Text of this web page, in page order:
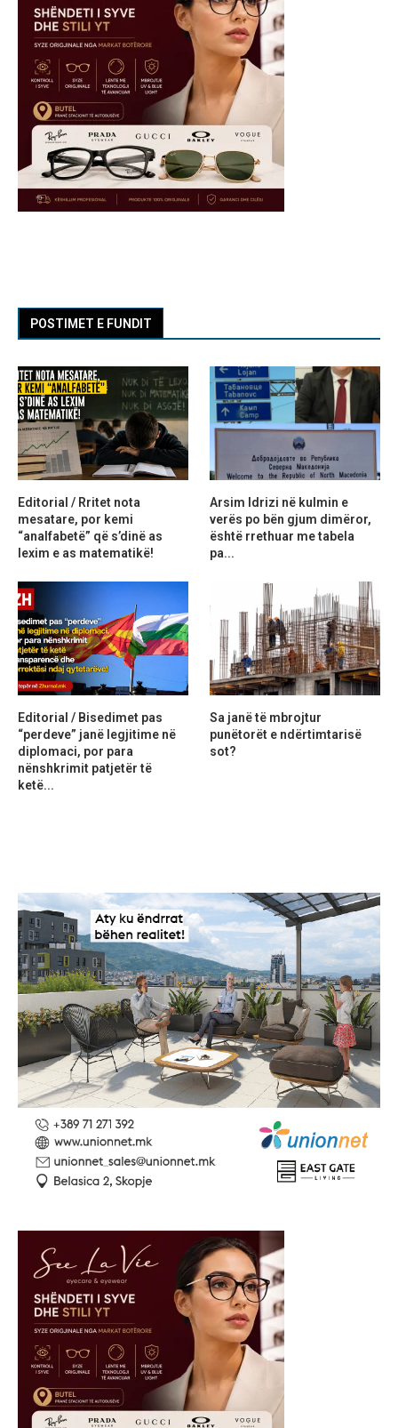
POSTIMET E FUNDIT
Editorial / Rritet nota
mesatare, por kemi
“analfabetë” që s’dinë as
lexim e as matematikë!
Arsim Idrizi në kulmin e
verës po bën gjum dimëror,
është rrethuar me tabela
pa...
Editorial / Bisedimet pas
“perdeve” janë legjitime në
diplomaci, por para
nënshkrimit patjetër të
ketë...
Sa janë të mbrojtur
punëtorët e ndërtimtarisë
sot?